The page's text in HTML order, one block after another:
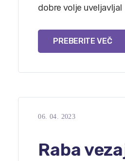
dobre volje uveljavljal
PREBERITE VEČ
06. 04. 2023
Raba